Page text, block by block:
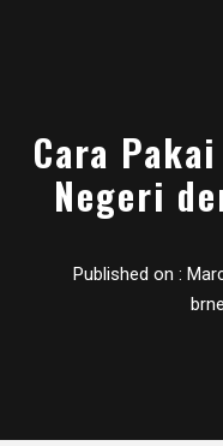
Cara
Negeri
Published on :